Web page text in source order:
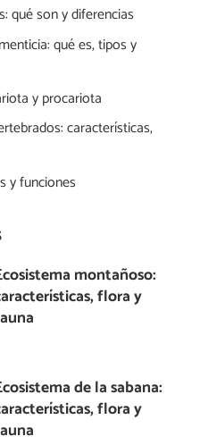
qué son y diferencias
qué es, tipos y
y procariota
características,
y funciones
montañoso:
flora y
de la sabana:
flora y